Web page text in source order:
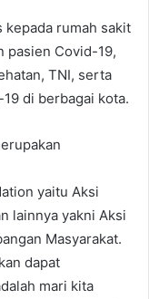
rumah sakit
pasien Covid-19,
TNI, serta
di berbagai kota.
yaitu Aksi
lainnya yakni Aksi
Masyarakat.
dapat
mari kita